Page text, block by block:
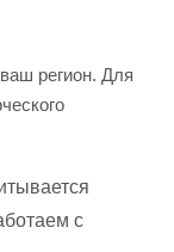
регион. Для
с